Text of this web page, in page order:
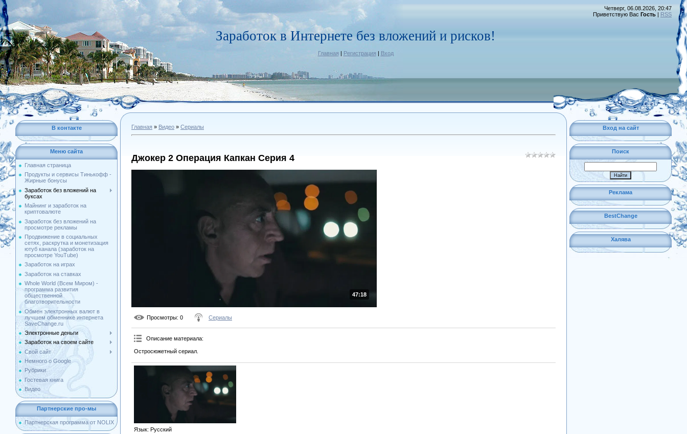
Заработок в Интернете без вложений и рисков!
Главная | Регистрация | Вход
Четверг, 06.08.2026, 20:47
Приветствую Вас Гость | RSS
В контакте
Меню сайта
Главная страница
Продукты и сервисы Тинькофф -
Жирные бонусы
Заработок без вложений на
буксах
Майнинг и заработок на
криптовалюте
Заработок без вложений на
просмотре рекламы
Продвижение в социальных
сетях, раскрутка и монетизация
ютуб канала (заработок на
просмотре YouTube)
Заработок на играх
Заработок на ставках
Whole World (Всем Миром) -
программа развития
общественной
благотворительности
Обмен электронных валют в
лучшем обменнике интернета
SaveChange.ru
Электронные деньги
Заработок на своем сайте
Свой сайт
Немного о Google
Рубрики
Гостевая книга
Видео
Партнерские про-мы
Партнерская программа от NOLIX
Главная » Видео » Сериалы
Джокер 2 Операция Капкан Серия 4
47:18
Просмотры: 0 Сериалы
Описание материала:
Остросюжетный сериал.
Язык: Русский
Вход на сайт
Поиск
Реклама
BestChange
Халява